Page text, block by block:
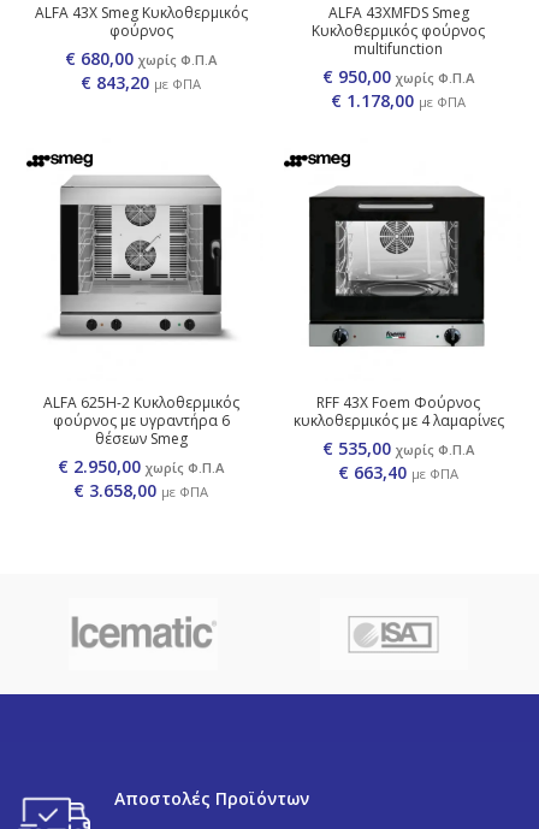
ALFA 43X Smeg Κυκλοθερμικός
φούρνος
€ 843,20 με ΦΠΑ
€ 680,00 χωρίς Φ.Π.Α
ALFA 43XMFDS Smeg
Κυκλοθερμικός φούρνος
multifunction
€ 1.178,00 με ΦΠΑ
€ 950,00 χωρίς Φ.Π.Α
ALFA 625H-2 Κυκλοθερμικός
φούρνος με υγραντήρα 6
θέσεων Smeg
€ 3.658,00 με ΦΠΑ
€ 2.950,00 χωρίς Φ.Π.Α
RFF 43X Foem Φούρνος
κυκλοθερμικός με 4 λαμαρίνες
€ 663,40 με ΦΠΑ
€ 535,00 χωρίς Φ.Π.Α
Αποστολές Προϊόντων